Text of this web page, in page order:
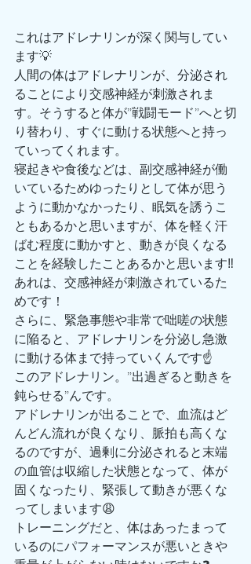
これはアドレナリンが深く関与してい
ます💡
人間の体はアドレナリンが、分泌され
ることにより交感神経が刺激されま
す。そうすると体が”戦闘モード”へと切
り替わり、すぐに動ける状態へと持っ
ていってくれます。
寝起きや食後などは、副交感神経が働
いているためゆったりとして体が思う
ように動かなかったり、眠気を誘うこ
ともあるかと思いますが、体を軽く汗
ばむ程度に動かすと、動きが良くなる
ことを経験したことあるかと思います‼️
あれは、交感神経が刺激されているた
めです！
さらに、緊急事態や非常で咄嗟の状態
に陥ると、アドレナリンを分泌し急激
に動ける体まで持っていくんです☝️
このアドレナリン。”出過ぎると動きを
鈍らせる”んです。
アドレナリンが出ることで、血流はど
んどん流れが良くなり、脈拍も高くな
るのですが、過剰に分泌されると末端
の血管は収縮した状態となって、体が
固くなったり、緊張して動きが悪くな
ってしまいます😩
トレーニングだと、体はあったまって
いるのにパフォーマンスが悪いときや